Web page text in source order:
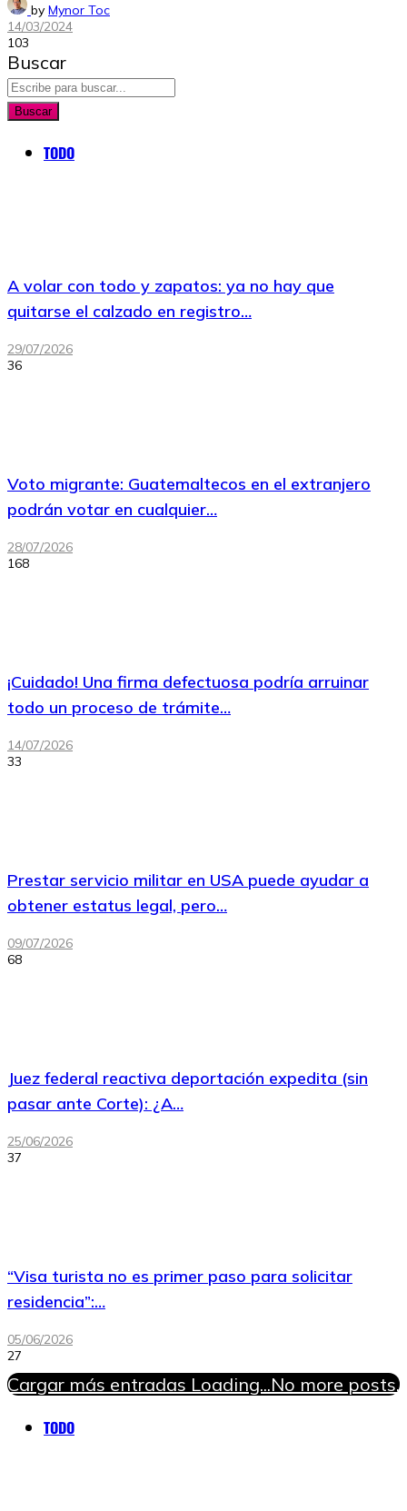
by Mynor Toc
14/03/2024
103
Buscar
Buscar
TODO
A volar con todo y zapatos: ya no hay que
quitarse el calzado en registro…
29/07/2026
36
Voto migrante: Guatemaltecos en el extranjero
podrán votar en cualquier…
28/07/2026
168
¡Cuidado! Una firma defectuosa podría arruinar
todo un proceso de trámite…
14/07/2026
33
Prestar servicio militar en USA puede ayudar a
obtener estatus legal, pero…
09/07/2026
68
Juez federal reactiva deportación expedita (sin
pasar ante Corte): ¿A…
25/06/2026
37
“Visa turista no es primer paso para solicitar
residencia”:…
05/06/2026
27
Cargar más entradas Loading...No more posts.
TODO